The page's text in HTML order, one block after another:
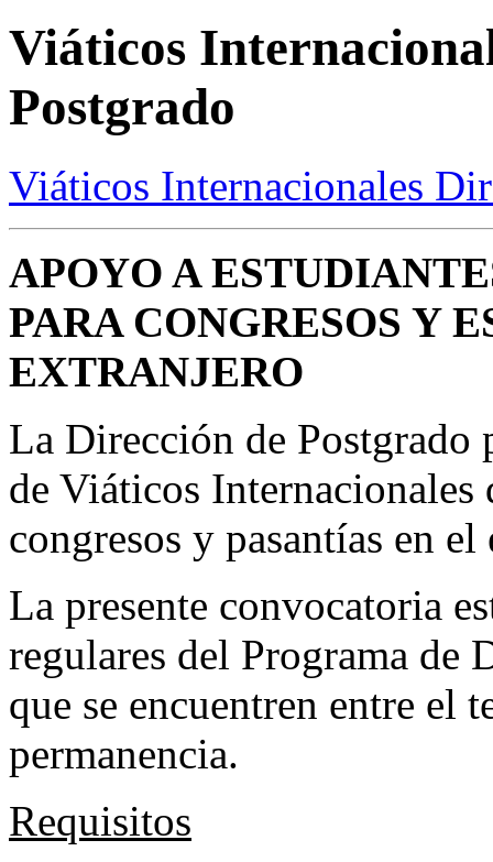
Viáticos
Postgrado
Viáticos Internacionales
APOYO A
PARA CONGRESOS Y
EXTRANJERO
La Dirección de Postgrado
de Viáticos
congresos y pasantías en
La presente convocatoria
regulares del Programa de
que se encuentren entre el
permanencia.
Requisitos